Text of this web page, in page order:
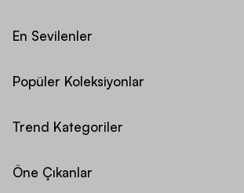
En Sevilenler
Popüler Koleksiyonlar
Trend Kategoriler
Öne Çıkanlar